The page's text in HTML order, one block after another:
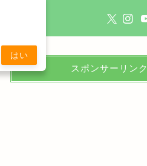
スポンサーリンク
はい